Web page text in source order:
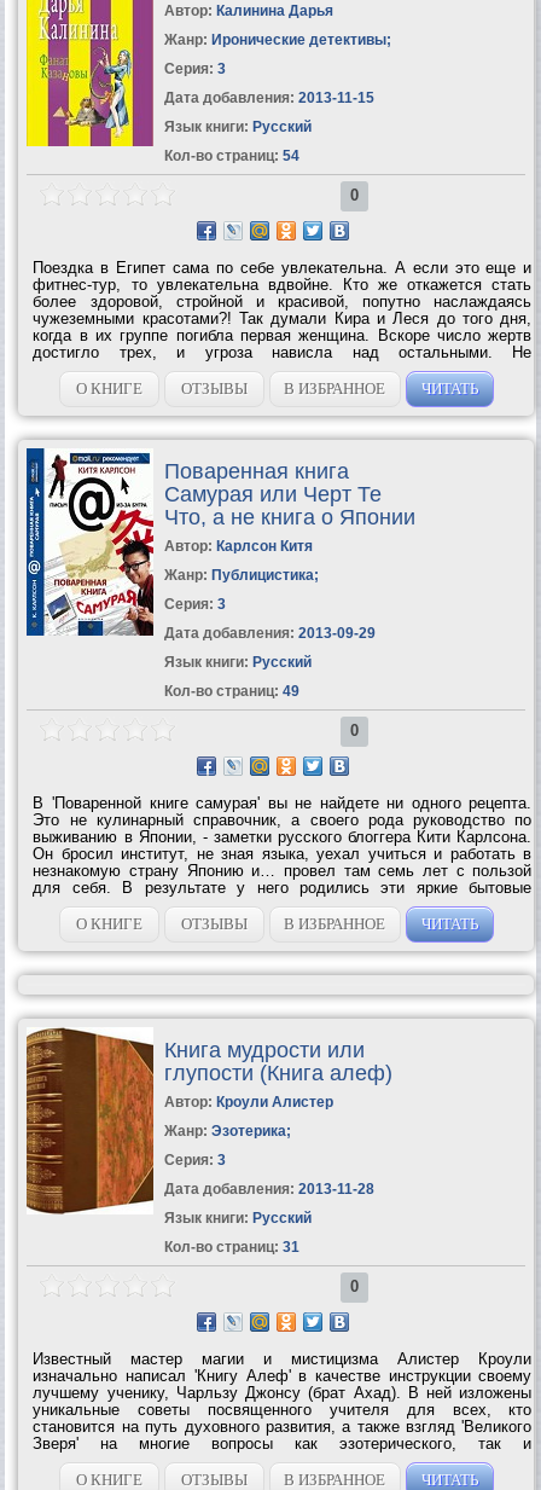
Автор: Калинина Дарья
Жанр: Иронические детективы;
Серия: 3
Дата добавления: 2013-11-15
Язык книги: Русский
Кол-во страниц: 54
0
Поездка в Египет сама по себе увлекательна. А если это еще и
фитнес-тур, то увлекательна вдвойне. Кто же откажется стать
более здоровой, стройной и красивой, попутно наслаждаясь
чужеземными красотами?! Так думали Кира и Леся до того дня,
когда в их группе погибла первая женщина. Вскоре число жертв
достигло трех, и угроза нависла над остальными. Не
уменьшилась она и дома, в Питере. Тогда подруги поняли: они
сами должны найти и обезвредить...
О КНИГЕ ОТЗЫВЫ В ИЗБРАННОЕ ЧИТАТЬ
Поваренная книга
Самурая или Черт Те
Что, а не книга о Японии
Автор: Карлсон Китя
Жанр: Публицистика;
Серия: 3
Дата добавления: 2013-09-29
Язык книги: Русский
Кол-во страниц: 49
0
В 'Поваренной книге самурая' вы не найдете ни одного рецепта.
Это не кулинарный справочник, а своего рода руководство по
выживанию в Японии, - заметки русского блоггера Кити Карлсона.
Он бросил институт, не зная языка, уехал учиться и работать в
незнакомую страну Японию и… провел там семь лет с пользой
для себя. В результате у него родились эти яркие бытовые
зарисовки - необычайно колоритные и удивительные в своих
подробностях, этакий...
О КНИГЕ ОТЗЫВЫ В ИЗБРАННОЕ ЧИТАТЬ
Книга мудрости или
глупости (Книга алеф)
Автор: Кроули Алистер
Жанр: Эзотерика;
Серия: 3
Дата добавления: 2013-11-28
Язык книги: Русский
Кол-во страниц: 31
0
Известный мастер магии и мистицизма Алистер Кроули
изначально написал 'Книгу Алеф' в качестве инструкции своему
лучшему ученику, Чарльзу Джонсу (брат Ахад). В ней изложены
уникальные советы посвященного учителя для всех, кто
становится на путь духовного развития, а также взгляд 'Великого
Зверя' на многие вопросы как эзотерического, так и
общефилософского свойства, во многом проясняющий его...
О КНИГЕ
ОТЗЫВЫ В ИЗБРАННОЕ ЧИТАТЬ